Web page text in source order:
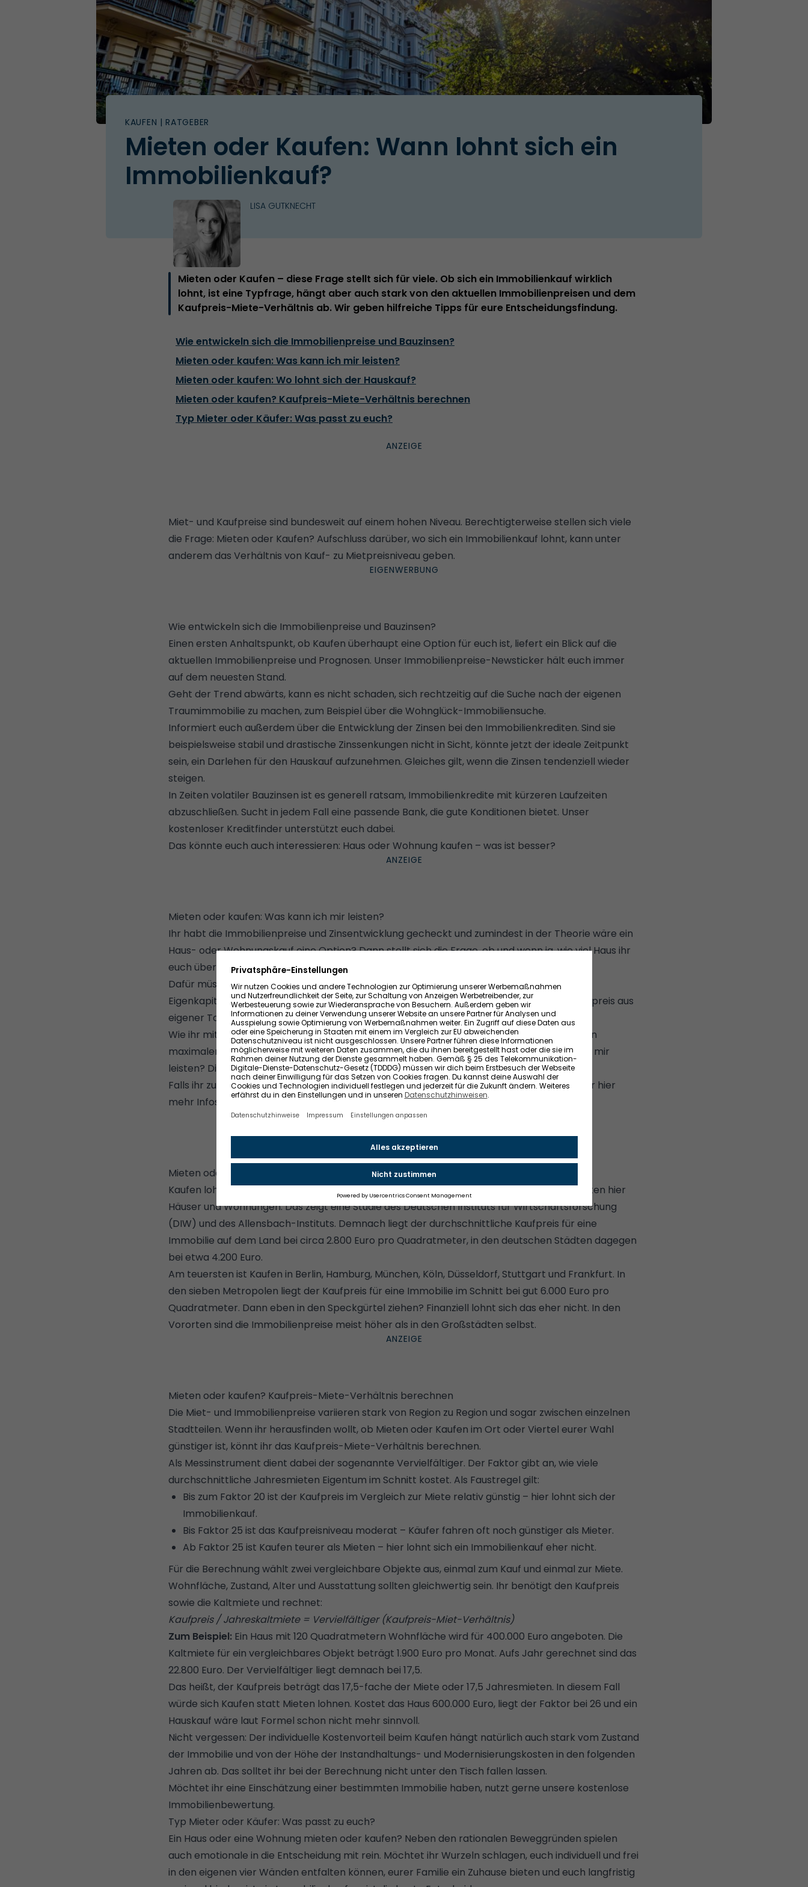
KAUFEN | RATGEBER
Mieten oder Kaufen: Wann lohnt sich ein
Immobilienkauf?
LISA GUTKNECHT
Mieten oder Kaufen – diese Frage stellt sich für viele. Ob sich ein Immobilienkauf wirklich
lohnt, ist eine Typfrage, hängt aber auch stark von den aktuellen Immobilienpreisen und dem
Kaufpreis-Miete-Verhältnis ab. Wir geben hilfreiche Tipps für eure Entscheidungsfindung.
Wie entwickeln sich die Immobilienpreise und Bauzinsen?
Mieten oder kaufen: Was kann ich mir leisten?
Mieten oder kaufen: Wo lohnt sich der Hauskauf?
Mieten oder kaufen? Kaufpreis-Miete-Verhältnis berechnen
Typ Mieter oder Käufer: Was passt zu euch?
Miet- und Kaufpreise sind bundesweit auf einem hohen Niveau. Berechtigterweise stellen sich viele
die Frage: Mieten oder Kaufen? Aufschluss darüber, wo sich ein Immobilienkauf lohnt, kann unter
anderem das Verhältnis von Kauf- zu Mietpreisniveau geben.
Wie entwickeln sich die Immobilienpreise und Bauzinsen?
Einen ersten Anhaltspunkt, ob Kaufen überhaupt eine Option für euch ist, liefert ein Blick auf die
aktuellen Immobilienpreise und Prognosen. Unser Immobilienpreise-Newsticker hält euch immer
auf dem neuesten Stand.
Geht der Trend abwärts, kann es nicht schaden, sich rechtzeitig auf die Suche nach der eigenen
Traumimmobilie zu machen, zum Beispiel über die Wohnglück-Immobiliensuche.
Informiert euch außerdem über die Entwicklung der Zinsen bei den Immobilienkrediten. Sind sie
beispielsweise stabil und drastische Zinssenkungen nicht in Sicht, könnte jetzt der ideale Zeitpunkt
sein, ein Darlehen für den Hauskauf aufzunehmen. Gleiches gilt, wenn die Zinsen tendenziell wieder
steigen.
In Zeiten volatiler Bauzinsen ist es generell ratsam, Immobilienkredite mit kürzeren Laufzeiten
abzuschließen. Sucht in jedem Fall eine passende Bank, die gute Konditionen bietet. Unser
kostenloser Kreditfinder unterstützt euch dabei.
Das könnte euch auch interessieren: Haus oder Wohnung kaufen – was ist besser?
Mieten oder kaufen: Was kann ich mir leisten?
Ihr habt die Immobilienpreise und Zinsentwicklung gecheckt und zumindest in der Theorie wäre ein
Haus- oder Wohnungskauf eine Option? Dann stellt sich die Frage, ob und wenn ja, wie viel Haus ihr
euch überhaupt leisten könnt und welcher Darlehensbetrag realistisch wäre.
Dafür müsst ihr euer monatliches Nettohaushaltseinkommen kennen und wissen, wie viel
Eigenkapital euch zur Verfügung steht. Grundsätzlich solltet ihr etwa 20 Prozent vom Kaufpreis aus
eigener Tasche aufbringen können.
Wie ihr mit einer einfachen Formel eure maximale Monatsrate und Kreditsumme sowie den
maximalen Kaufpreis einer Immobilie berechnen könnt, lest ihr hier:Wie viel Haus kann ich mir
leisten? Diese Faustformel sagt's
Falls ihr zu dem Schluss kommt, dass euer Geld hinten und vorne nicht reicht, bekommt ihr hier
mehr Infos:
Hausbau finanzieren ohne Eigenkapital – (wie) geht das?
Mieten oder kaufen: Wo lohnt sich der Hauskauf?
Kaufen lohnt sich vor allem auf dem Land. Etwa 30 Prozent weniger als in den Städten kosten hier
Häuser und Wohnungen. Das zeigt eine Studie des Deutschen Instituts für Wirtschaftsforschung
(DIW) und des Allensbach-Instituts. Demnach liegt der durchschnittliche Kaufpreis für eine
Immobilie auf dem Land bei circa 2.800 Euro pro Quadratmeter, in den deutschen Städten dagegen
bei etwa 4.200 Euro.
Am teuersten ist Kaufen in Berlin, Hamburg, München, Köln, Düsseldorf, Stuttgart und Frankfurt. In
den sieben Metropolen liegt der Kaufpreis für eine Immobilie im Schnitt bei gut 6.000 Euro pro
Quadratmeter. Dann eben in den Speckgürtel ziehen? Finanziell lohnt sich das eher nicht. In den
Vororten sind die Immobilienpreise meist höher als in den Großstädten selbst.
Mieten oder kaufen? Kaufpreis-Miete-Verhältnis berechnen
Die Miet- und Immobilienpreise variieren stark von Region zu Region und sogar zwischen einzelnen
Stadtteilen. Wenn ihr herausfinden wollt, ob Mieten oder Kaufen im Ort oder Viertel eurer Wahl
günstiger ist, könnt ihr das Kaufpreis-Miete-Verhältnis berechnen.
Als Messinstrument dient dabei der sogenannte Vervielfältiger. Der Faktor gibt an, wie viele
durchschnittliche Jahresmieten Eigentum im Schnitt kostet. Als Faustregel gilt:
Bis zum Faktor 20 ist der Kaufpreis im Vergleich zur Miete relativ günstig – hier lohnt sich der
Immobilienkauf.
Bis Faktor 25 ist das Kaufpreisniveau moderat – Käufer fahren oft noch günstiger als Mieter.
Ab Faktor 25 ist Kaufen teurer als Mieten – hier lohnt sich ein Immobilienkauf eher nicht.
Für die Berechnung wählt zwei vergleichbare Objekte aus, einmal zum Kauf und einmal zur Miete.
Wohnfläche, Zustand, Alter und Ausstattung sollten gleichwertig sein. Ihr benötigt den Kaufpreis
sowie die Kaltmiete und rechnet:
Kaufpreis / Jahreskaltmiete = Vervielfältiger (Kaufpreis-Miet-Verhältnis)
Zum Beispiel: Ein Haus mit 120 Quadratmetern Wohnfläche wird für 400.000 Euro angeboten. Die
Kaltmiete für ein vergleichbares Objekt beträgt 1.900 Euro pro Monat. Aufs Jahr gerechnet sind das
22.800 Euro. Der Vervielfältiger liegt demnach bei 17,5.
Das heißt, der Kaufpreis beträgt das 17,5-fache der Miete oder 17,5 Jahresmieten. In diesem Fall
würde sich Kaufen statt Mieten lohnen. Kostet das Haus 600.000 Euro, liegt der Faktor bei 26 und ein
Hauskauf wäre laut Formel schon nicht mehr sinnvoll.
Nicht vergessen: Der individuelle Kostenvorteil beim Kaufen hängt natürlich auch stark vom Zustand
der Immobilie und von der Höhe der Instandhaltungs- und Modernisierungskosten in den folgenden
Jahren ab. Das solltet ihr bei der Berechnung nicht unter den Tisch fallen lassen.
Möchtet ihr eine Einschätzung einer bestimmten Immobilie haben, nutzt gerne unsere kostenlose
Immobilienbewertung.
Typ Mieter oder Käufer: Was passt zu euch?
Ein Haus oder eine Wohnung mieten oder kaufen? Neben den rationalen Beweggründen spielen
auch emotionale in die Entscheidung mit rein. Möchtet ihr Wurzeln schlagen, euch individuell und frei
in den eigenen vier Wänden entfalten können, eurer Familie ein Zuhause bieten und euch langfristig